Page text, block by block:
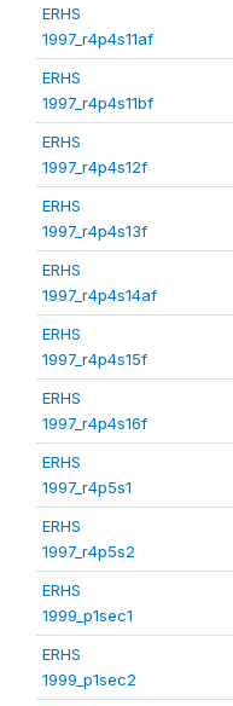
ERHS
1997_r4p4s11af
ERHS
1997_r4p4s11bf
ERHS
1997_r4p4s12f
ERHS
1997_r4p4s13f
ERHS
1997_r4p4s14af
ERHS
1997_r4p4s15f
ERHS
1997_r4p4s16f
ERHS
1997_r4p5s1
ERHS
1997_r4p5s2
ERHS
1999_p1sec1
ERHS
1999_p1sec2